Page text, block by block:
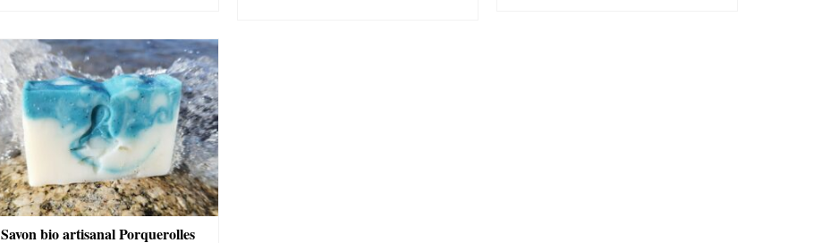
Savon bio artisanal Porquerolles